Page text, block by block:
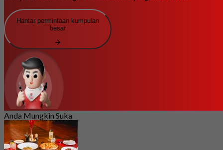
Hantar permintaan kumpulan
besar
Anda Mungkin Suka